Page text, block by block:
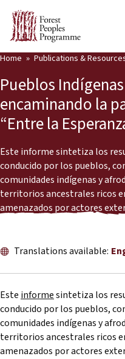
Who we are
Our Work
Community Voices
Partners & Countries
Latest News
Publications &
Back
Publications &
Reports
Press Releases
Training Materials
Home Publications &
Pueblos
encaminando la
“Entre la
Este informe sintetiza los
conducido por los pueblos,
comunidades indígenas y
territorios ancestrales ricos
amenazados por actores
Translations available:
Este informesintetiza los
conducido por los pueblos,
comunidades indígenas y
territorios ancestrales ricos
amenazados por actores